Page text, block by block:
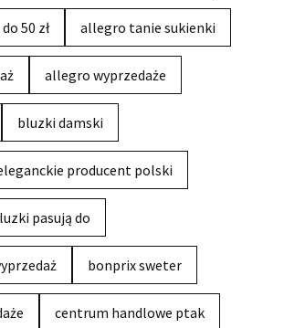
50 zł allegro tanie sukienki
allegro wyprzedaże
bluzki damski
producent polski
pasują do
bonprix sweter
centrum handlowe ptak